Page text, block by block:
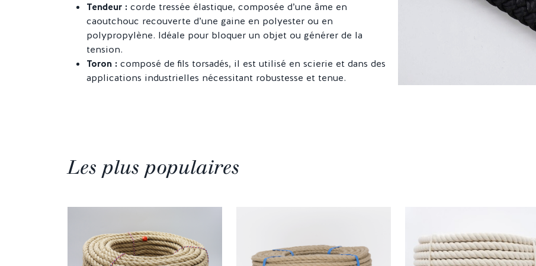
Tendeur : corde tressée élastique, composée d’une âme en
caoutchouc recouverte d’une gaine en polyester ou en
polypropylène. Idéale pour bloquer un objet ou générer de la
tension.
Toron : composé de fils torsadés, il est utilisé en scierie et dans des
applications industrielles nécessitant robustesse et tenue.
Les plus populaires